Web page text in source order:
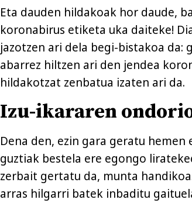
Eta dauden hildakoak hor daude,
koronabirus etiketa uka daiteke!
jazotzen ari dela begi-bistakoa da:
abarrez hiltzen ari den jendea
hildakotzat zenbatua izaten ari da.
Izu-ikararen
Dena den, ezin gara geratu
guztiak bestela ere egongo
zerbait gertatu da, munta
arras hilgarri batek inbaditu